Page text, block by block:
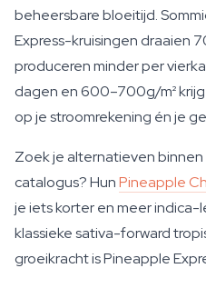
beheersbare bloeitijd.
Express-kruisingen draaien
produceren minder per
dagen en 600–700g/m²
op je stroomrekening én je
Zoek je alternatieven binnen
catalogus? HunPineapple
je iets korter en meer indica-
klassieke sativa-forward
groeikracht is Pineapple